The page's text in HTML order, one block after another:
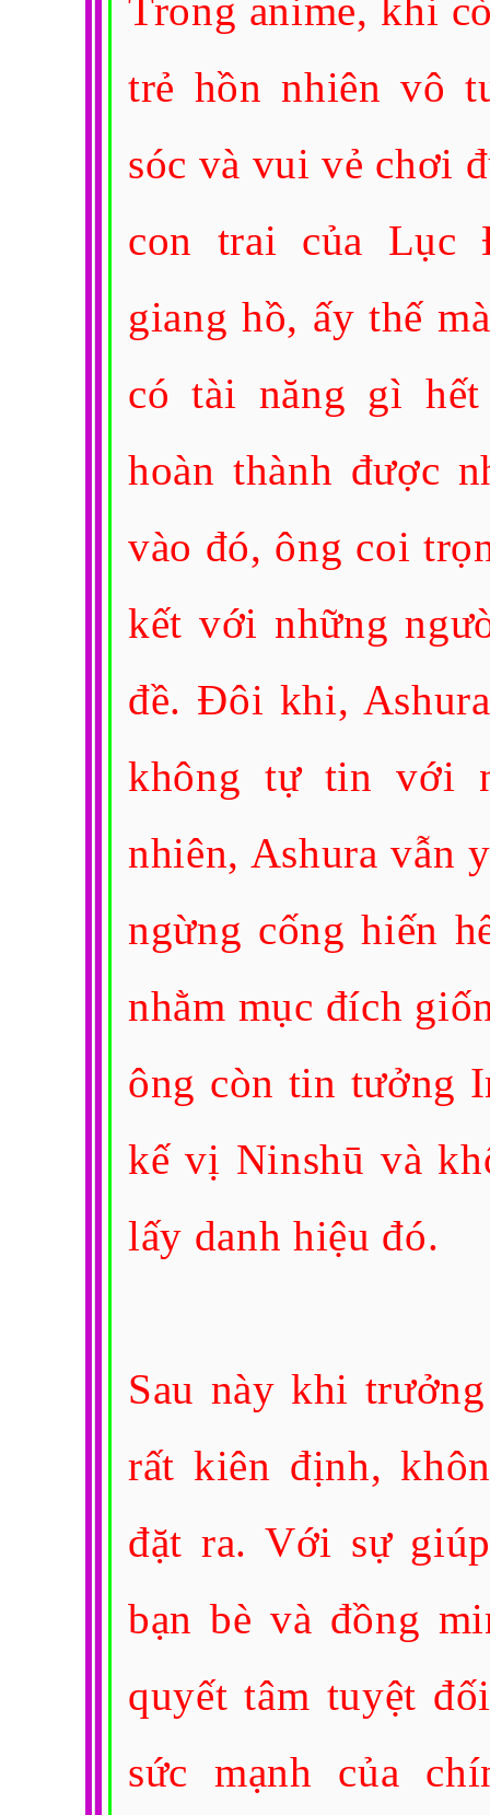
Trong anime, khi
trẻ hồn nhiên vô
sóc và vui vẻ chơi
con trai của Lục
giang hồ, ấy thế
có tài năng gì
hoàn thành được
vào đó, ông coi
kết với những
đề. Đôi khi,
không tự tin với
nhiên, Ashura vẫn
ngừng cống hiến
nhằm mục đích
ông còn tin tưởng
kế vị Ninshū và
lấy danh hiệu đó.
Sau này khi
rất kiên định,
đặt ra. Với sự
bạn bè và đồng
quyết tâm tuyệt
sức mạnh của